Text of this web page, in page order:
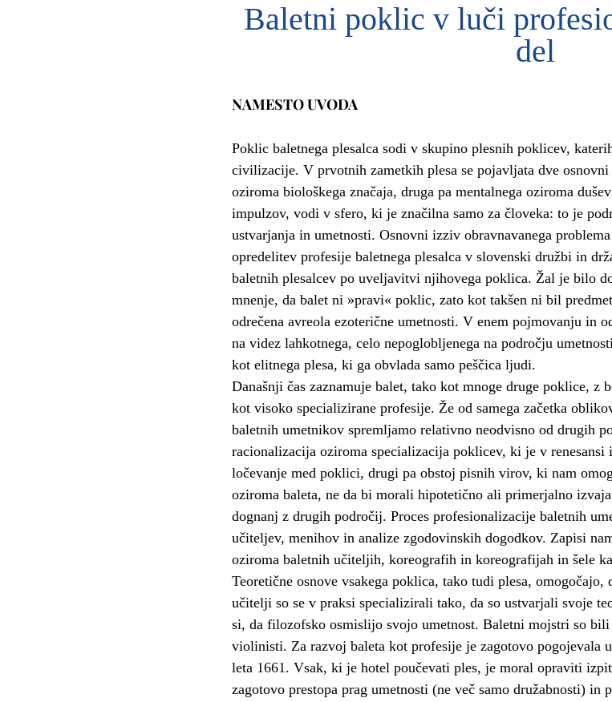
Baletni poklic v luči
del
NAMESTO UVODA
Poklic baletnega plesalca sodi v skupino plesnih poklicev,
civilizacije. V prvotnih zametkih plesa se pojavljata dve osnovni
oziroma biološkega značaja, druga pa mentalnega oziroma
impulzov, vodi v sfero, ki je značilna samo za človeka: to je
ustvarjanja in umetnosti. Osnovni izziv obravnavanega
opredelitev profesije baletnega plesalca v slovenski družbi in
baletnih plesalcev po uveljavitvi njihovega poklica. Žal je bilo
mnenje, da balet ni »pravi« poklic, zato kot takšen ni bil
odrečena avreola ezoterične umetnosti. V enem pojmovanju in
na videz lahkotnega, celo nepoglobljenega na področju
kot elitnega plesa, ki ga obvlada samo peščica ljudi.
Današnji čas zaznamuje balet, tako kot mnoge druge poklice, z
kot visoko specializirane profesije. Že od samega začetka
baletnih umetnikov spremljamo relativno neodvisno od drugih
racionalizacija oziroma specializacija poklicev, ki je v renesansi
ločevanje med poklici, drugi pa obstoj pisnih virov, ki nam
oziroma baleta, ne da bi morali hipotetično ali primerjalno
dognanj z drugih področij. Proces profesionalizacije baletnih
učiteljev, menihov in analize zgodovinskih dogodkov. Zapisi
oziroma baletnih učiteljih, koreografih in koreografijah in šele
Teoretične osnove vsakega poklica, tako tudi plesa,
učitelji so se v praksi specializirali tako, da so ustvarjali svoje
si, da filozofsko osmislijo svojo umetnost. Baletni mojstri so
violinisti. Za razvoj baleta kot profesije je zagotovo pogojevala
leta 1661. Vsak, ki je hotel poučevati ples, je moral opraviti
zagotovo prestopa prag umetnosti (ne več samo družabnosti) in